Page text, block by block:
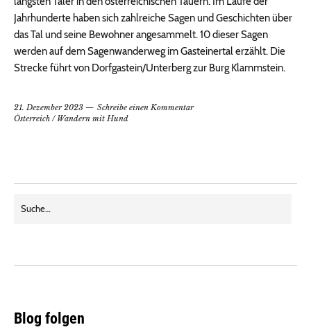
Jahrhunderte haben sich zahlreiche Sagen und Geschichten über
das Tal und seine Bewohner angesammelt. 10 dieser Sagen
werden auf dem Sagenwanderweg im Gasteinertal erzählt. Die
Strecke führt von Dorfgastein/Unterberg zur Burg Klammstein.
21. Dezember 2023
Schreibe einen Kommentar
Österreich / Wandern mit Hund
Blog folgen